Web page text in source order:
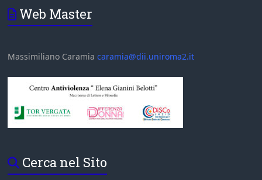
Web Master
Massimiliano Caramiacaramia@dii.uniroma2.it
Cerca nel Sito